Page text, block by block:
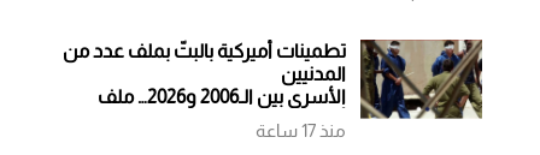
تطمينات أميركية بالبتّ بملف عدد من
المدنيين
الأسرى بين الـ2006 و2026… ملف
أشعل حربًا فهل يساهم في إنهاء
أخرى؟
منذ 17 ساعة